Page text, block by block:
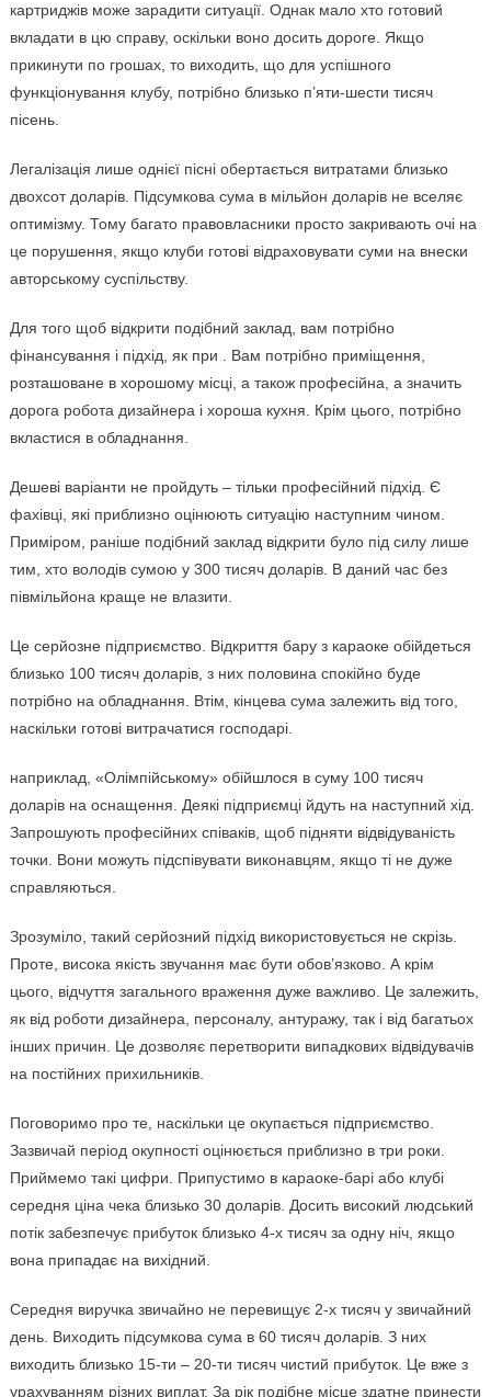
картриджів може зарадити ситуації. Однак мало хто готовий
вкладати в цю справу, оскільки воно досить дороге. Якщо
прикинути по грошах, то виходить, що для успішного
функціонування клубу, потрібно близько п’яти-шести тисяч
пісень.
Легалізація лише однієї пісні обертається витратами близько
двохсот доларів. Підсумкова сума в мільйон доларів не вселяє
оптимізму. Тому багато правовласники просто закривають очі на
це порушення, якщо клуби готові відраховувати суми на внески
авторському суспільству.
Для того щоб відкрити подібний заклад, вам потрібно
фінансування і підхід, як при . Вам потрібно приміщення,
розташоване в хорошому місці, а також професійна, а значить
дорога робота дизайнера і хороша кухня. Крім цього, потрібно
вкластися в обладнання.
Дешеві варіанти не пройдуть – тільки професійний підхід. Є
фахівці, які приблизно оцінюють ситуацію наступним чином.
Приміром, раніше подібний заклад відкрити було під силу лише
тим, хто володів сумою у 300 тисяч доларів. В даний час без
півмільйона краще не влазити.
Це серйозне підприємство. Відкриття бару з караоке обійдеться
близько 100 тисяч доларів, з них половина спокійно буде
потрібно на обладнання. Втім, кінцева сума залежить від того,
наскільки готові витрачатися господарі.
наприклад, «Олімпійському» обійшлося в суму 100 тисяч
доларів на оснащення. Деякі підприємці йдуть на наступний хід.
Запрошують професійних співаків, щоб підняти відвідуваність
точки. Вони можуть підспівувати виконавцям, якщо ті не дуже
справляються.
Зрозуміло, такий серйозний підхід використовується не скрізь.
Проте, висока якість звучання має бути обов’язково. А крім
цього, відчуття загального враження дуже важливо. Це залежить,
як від роботи дизайнера, персоналу, антуражу, так і від багатьох
інших причин. Це дозволяє перетворити випадкових відвідувачів
на постійних прихильників.
Поговоримо про те, наскільки це окупається підприємство.
Зазвичай період окупності оцінюється приблизно в три роки.
Приймемо такі цифри. Припустимо в караоке-барі або клубі
середня ціна чека близько 30 доларів. Досить високий людський
потік забезпечує прибуток близько 4-х тисяч за одну ніч, якщо
вона припадає на вихідний.
Середня виручка звичайно не перевищує 2-х тисяч у звичайний
день. Виходить підсумкова сума в 60 тисяч доларів. З них
виходить близько 15-ти – 20-ти тисяч чистий прибуток. Це вже з
урахуванням різних виплат. За рік подібне місце здатне принести